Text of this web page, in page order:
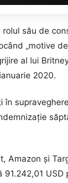
său de
„motive
al lui
2020.
în
Amazon și
USD